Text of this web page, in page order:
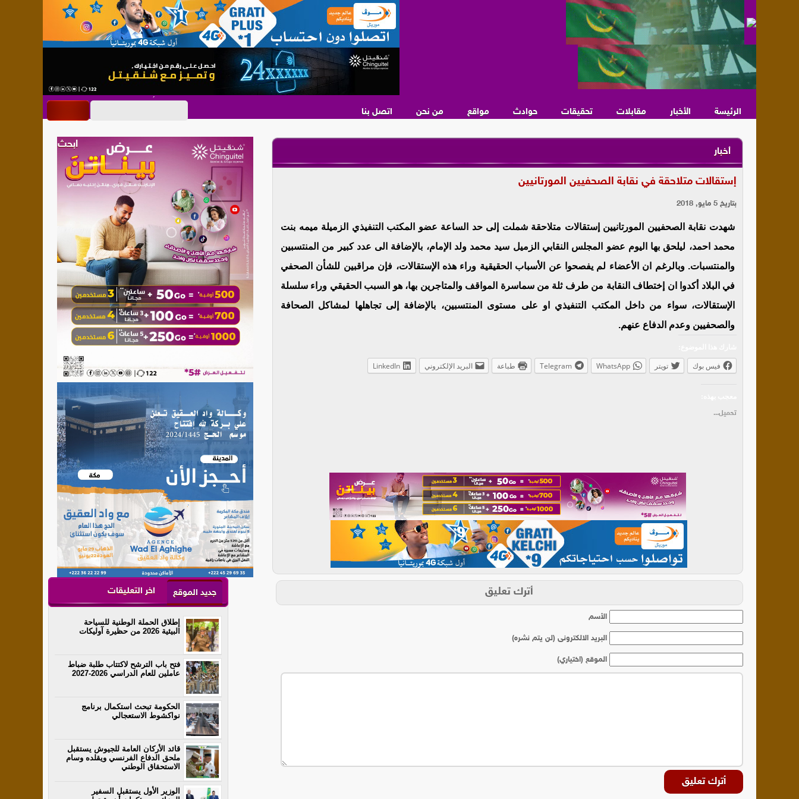
الرئيسة الأخبار مقابلات تحقيقات حوادث مواقع من نحن اتصل بنا
أخبار
إستقالات متلاحقة في نقابة الصحفيين المورتانيين
بتاريخ 5 مايو, 2018
شهدت نقابة الصحفيين المورتانيين إستقالات متلاحقة شملت إلى حد الساعة عضو المكتب التنفيذي الزميلة ميمه بنت
محمد احمد، ليلحق بها اليوم عضو المجلس النقابي الزميل سيد محمد ولد الإمام، بالإضافة الى عدد كبير من المنتسبين
والمنتسبات. وبالرغم ان الأعضاء لم يفصحوا عن الأسباب الحقيقية وراء هذه الإستقالات، فإن مراقبين للشأن الصحفي
في البلاد أكدوا ان إختطاف النقابة من طرف ثلة من سماسرة المواقف والمتاجرين بها، هو السبب الحقيقي وراء سلسلة
الإستقالات، سواء من داخل المكتب التنفيذي او على مستوى المنتسبين، بالإضافة إلى تجاهلها لمشاكل الصحافة
والصحفيين وعدم الدفاع عنهم.
فيس بوك تويتر WhatsApp
Telegram طباعة البريد الإلكتروني LinkedIn
تحميل...
أترك تعليق
الأسم
البريد الالكترونى (لن يتم نشره)
الموقع (اختياري)
جديد الموقع اخر التعليقات
إطلاق الحملة الوطنية للسياحة
البيئية 2026 من حظيرة آوليكات
فتح باب الترشح لاكتتاب طلبة ضباط
عاملين للعام الدراسي 2026-2027
الحكومة تبحث استكمال برنامج
نواكشوط الاستعجالي
قائد الأركان العامة للجيوش يستقبل
ملحق الدفاع الفرنسي ويقلده وسام
الاستحقاق الوطني
الوزير الأول يستقبل السفير